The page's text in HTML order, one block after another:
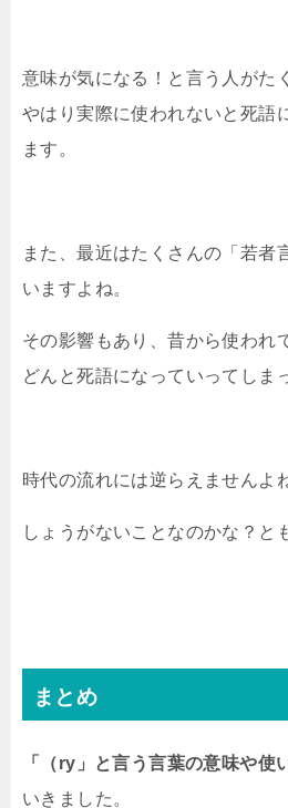
意味が気になる！と言う人がた
やはり実際に使われないと死語
ます。
また、最近はたくさんの「若者
いますよね。
その影響もあり、昔から使われ
どんと死語になっていってしま
時代の流れには逆らえませんよ
しょうがないことなのかな？と
まとめ
「（ry」と言う言葉の意味や使
いきました。